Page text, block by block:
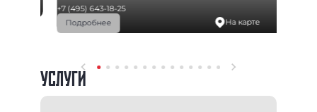
+7 (495) 643-18-25
Подробнее
На карте
УСЛУГИ